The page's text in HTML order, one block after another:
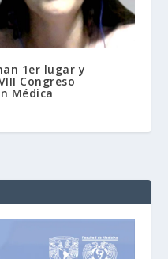
1er lugar y
Congreso
Médica